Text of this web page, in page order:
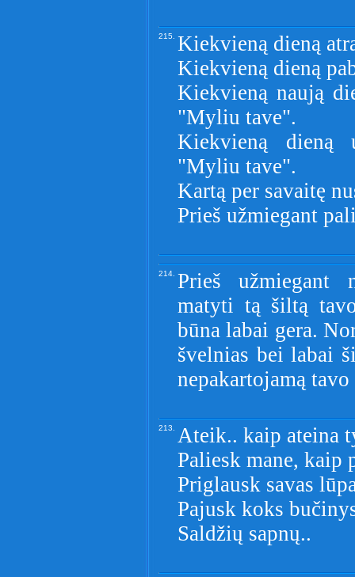
215. Kiekvieną dieną
Kiekvieną dieną
Kiekvieną naują
"Myliu tave".
Kiekvieną dieną
"Myliu tave".
Kartą per savaitę
Prieš užmiegant
214. Prieš užmiegant
matyti tą šiltą
būna labai gera.
švelnias bei labai
nepakartojamą
213. Ateik.. kaip ateina
Paliesk mane, kaip
Priglausk savas
Pajusk koks
Saldžių sapnų..